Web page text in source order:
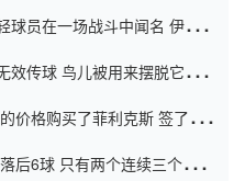
员在一场战斗中闻名 伊万放
效传球 鸟儿被用来摆脱它
价格购买了菲利克斯 签了7年
后6球 只有两个连续三个连续